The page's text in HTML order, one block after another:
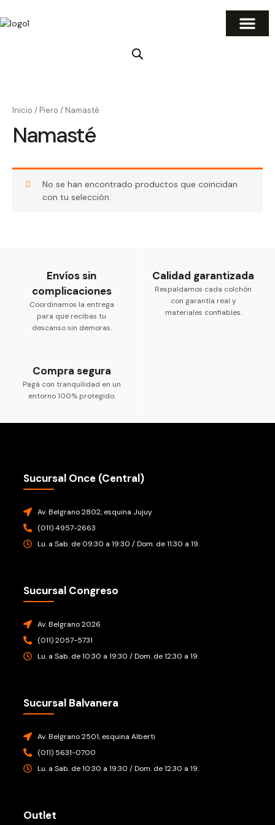
al
contenido
Inicio / Piero / Namasté
Namasté
No se han encontrado productos que coincidan
con tu selección.
Envíos sin
complicaciones
Coordinamos la entrega
para que recibas tu
descanso sin demoras.
Calidad garantizada
Respaldamos cada colchón
con garantía real y
materiales confiables.
Compra segura
Pagá con tranquilidad en un
entorno 100% protegido.
Sucursal Once (Central)
Av. Belgrano 2802, esquina Jujuy
(011) 4957-2663
Lu. a Sab. de 09:30 a 19:30 / Dom. de 11:30 a 19.
Sucursal Congreso
Av. Belgrano 2026
(011) 2057-5731
Lu. a Sab. de 10:30 a 19:30 / Dom. de 12:30 a 19.
Sucursal Balvanera
Av. Belgrano 2501, esquina Alberti
(011) 5631-0700
Lu. a Sab. de 10:30 a 19:30 / Dom. de 12:30 a 19.
Outlet